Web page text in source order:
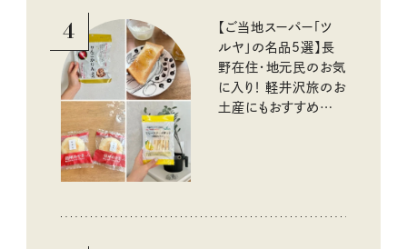
4
【ご当地スーパー「ツ
ルヤ」の名品5選】長
野在住・地元民のお気
に入り！ 軽井沢旅のお
土産にもおすすめのお